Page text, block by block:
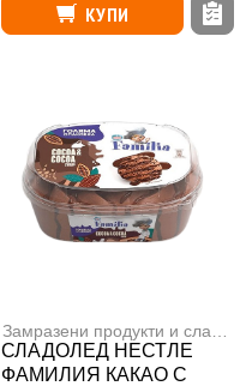
КУПИ
Сладоледи
СЛАДОЛЕД НЕСТЛЕ
ФАМИЛИЯ КАКАО С